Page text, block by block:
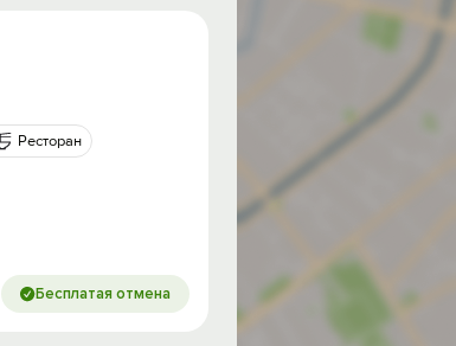
Ресторан
Бесплатая отмена